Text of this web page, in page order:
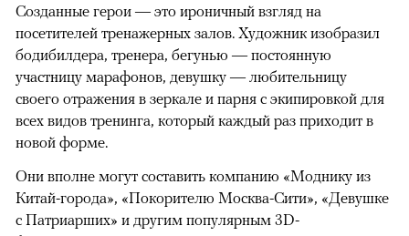
Созданные герои — это ироничный взгляд на
посетителей тренажерных залов. Художник изобразил
бодибилдера, тренера, бегунью — постоянную
участницу марафонов, девушку — любительницу
своего отражения в зеркале и парня с экипировкой для
всех видов тренинга, который каждый раз приходит в
новой форме.
Они вполне могут составить компанию «Моднику из
Китай-города», «Покорителю Москва-Сити», «Девушке
с Патриарших» и другим популярным 3D-